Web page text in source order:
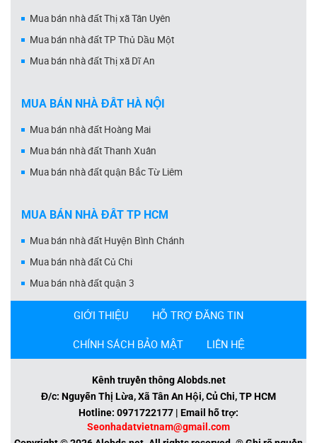
Mua bán nhà đất Thị xã Tân Uyên
Mua bán nhà đất TP Thủ Dầu Một
Mua bán nhà đất Thị xã Dĩ An
MUA BÁN NHÀ ĐẤT HÀ NỘI
Mua bán nhà đất Hoàng Mai
Mua bán nhà đất Thanh Xuân
Mua bán nhà đất quận Bắc Từ Liêm
MUA BÁN NHÀ ĐẤT TP HCM
Mua bán nhà đất Huyện Bình Chánh
Mua bán nhà đất Củ Chi
Mua bán nhà đất quận 3
GIỚI THIỆU HỖ TRỢ ĐĂNG TIN
CHÍNH SÁCH BẢO MẬT LIÊN HỆ
Kênh truyền thông Alobds.net
Đ/c: Nguyễn Thị Lừa, Xã Tân An Hội, Củ Chi, TP HCM
Hotline: 0971722177 | Email hỗ trợ:
Seonhadatvietnam@gmail.com